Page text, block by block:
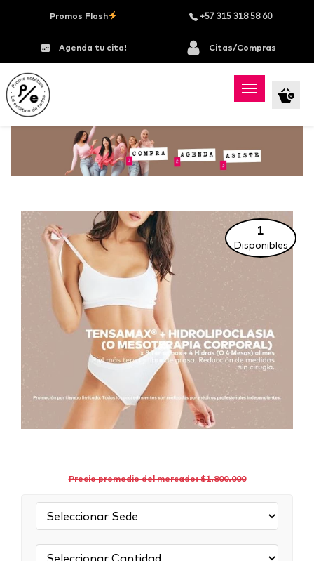
Promos Flash +57 315 318 58 60
Agenda tu cita! Citas/Compras
1
Disponibles
Precio promedio del mercado: $1.800.000
Sede:
Cantidad: